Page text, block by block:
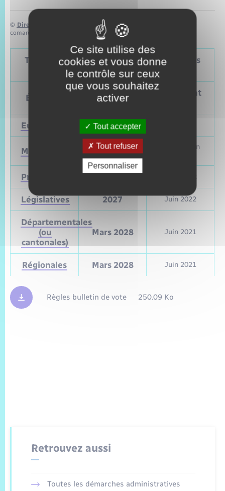
© Direction de l’information légale et administrative
comarquage developpé par
baseo.io
Tableau – Dates et périodicité des élections
politiques
Élections
Prochain
vote
Précédent
Européennes 9 juin 2024
Municipales 2026
Mars et juin
Présidentielle 2027
Législatives 2027 Juin 2022
Départementales
(ou
cantonales)
Mars 2028 Juin 2021
Régionales Mars 2028 Juin 2021
Règles bulletin de vote 250.09 Ko
Retrouvez aussi
Toutes les démarches administratives
Ce site utilise des
cookies et vous donne
le contrôle sur ceux
que vous souhaitez
activer
Tout accepter
Tout refuser
Personnaliser